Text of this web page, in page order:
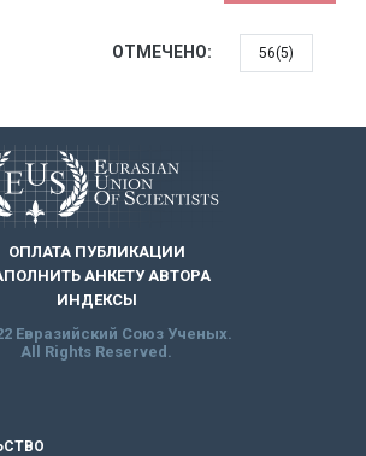
ОТМЕЧЕНО: 56(5)
ОПЛАТА ПУБЛИКАЦИИ
АНКЕТУ АВТОРА
ИНДЕКСЫ
Евразийский Союз Ученых.
All Rights Reserved.